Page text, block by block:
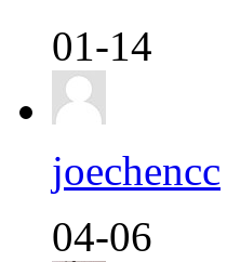
01-14
joechencc
04-06